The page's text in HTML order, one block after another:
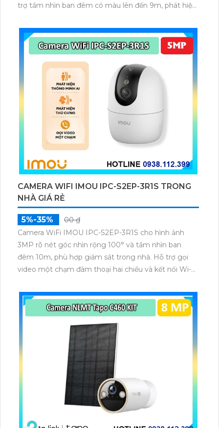
trợ tầm nhìn ban đêm có màu lên đến 9m, phát hiện
dữ liệu qua thẻ microSD lên đến 512GB.
CAMERA WIFI IMOU IPC-S2EP-3R1S TRONG
NHÀ GIÁ RẺ
5%-35%
00 ₫
Camera WiFi IMOU IPC-S2EP-3R1S cho hình ảnh
3MP rõ nét góc nhìn rộng 100° và tầm nhìn ban
đêm 10m, phù hợp giám sát trong nhà. Hỗ trợ gọi
video một chạm đàm thoại hai chiều và kết nối Wi-Fi
microSD tối đa 256GB hoặc lưu đám mây dễ lắp đặt
cho gia đình và văn phòng nhỏ.